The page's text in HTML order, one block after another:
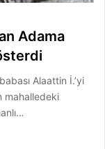
Adama
Alaattin İ.’yi
mahalledeki